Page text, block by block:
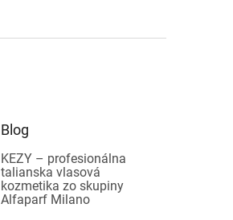
Blog
KEZY – profesionálna
talianska vlasová
kozmetika zo skupiny
Alfaparf Milano